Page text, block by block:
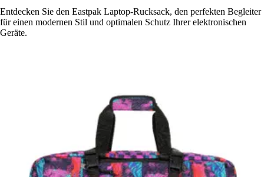
Entdecken Sie den Eastpak Laptop-Rucksack, den perfekten Begleiter
für einen modernen Stil und optimalen Schutz Ihrer elektronischen
Geräte.